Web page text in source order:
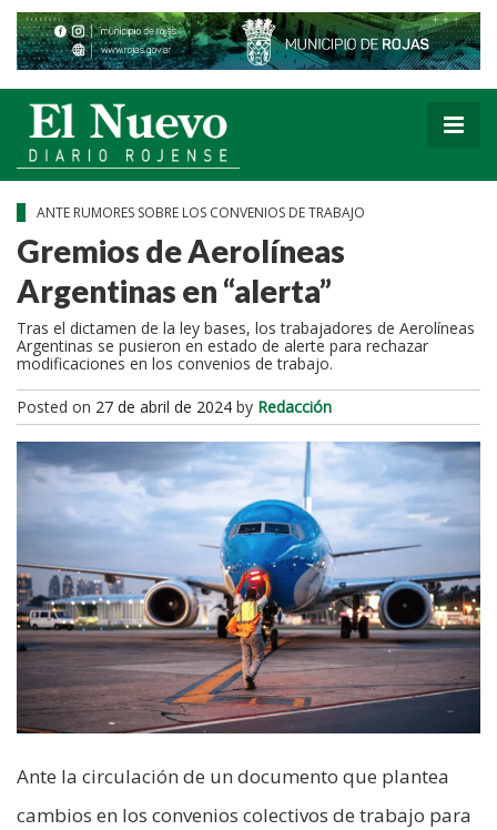
ANTE RUMORES SOBRE LOS CONVENIOS DE TRABAJO
Gremios de Aerolíneas
Argentinas en “alerta”
Tras el dictamen de la ley bases, los trabajadores de Aerolíneas
Argentinas se pusieron en estado de alerte para rechazar
modificaciones en los convenios de trabajo.
Posted on 27 de abril de 2024 by Redacción
Ante la circulación de un documento que plantea
cambios en los convenios colectivos de trabajo para